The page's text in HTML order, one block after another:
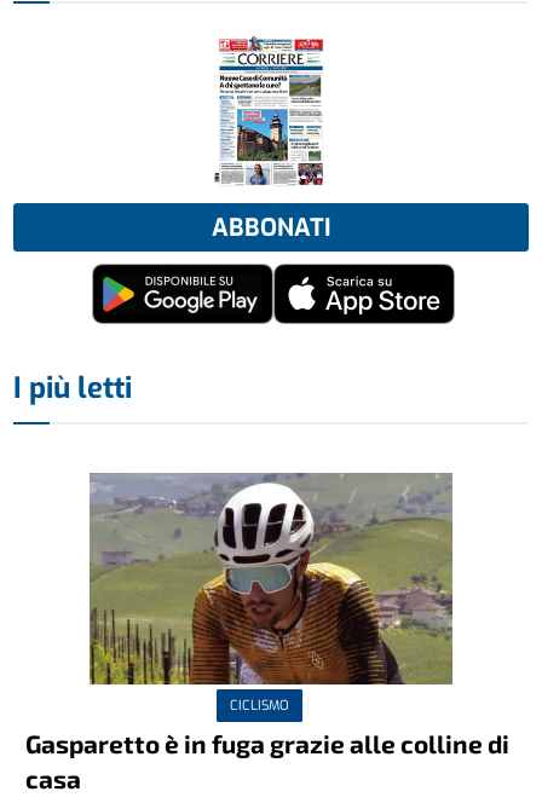
ABBONATI
I più letti
CICLISMO
Gasparetto è in fuga grazie alle colline di
casa